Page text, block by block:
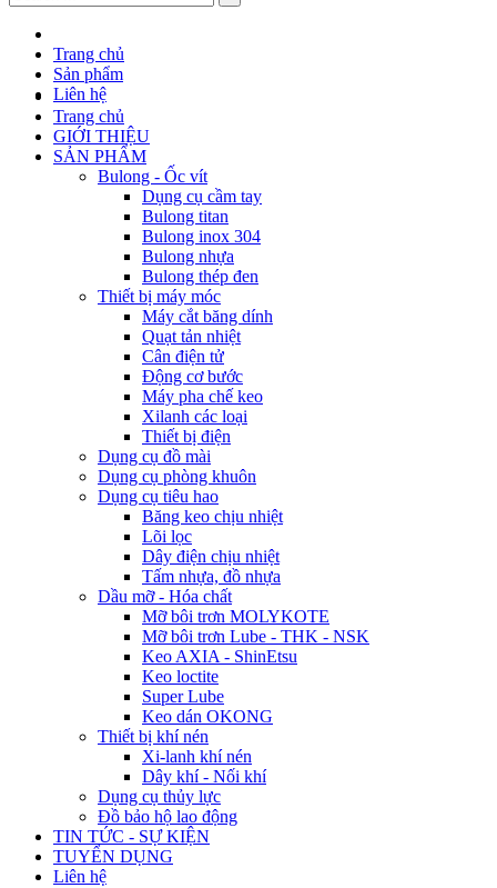
Trang chủ
Sản phẩm
Liên hệ
Trang chủ
GIỚI THIỆU
SẢN PHẨM
Bulong - Ốc vít
Dụng cụ cầm tay
Bulong titan
Bulong inox 304
Bulong nhựa
Bulong thép đen
Thiết bị máy móc
Máy cắt băng dính
Quạt tản nhiệt
Cân điện tử
Động cơ bước
Máy pha chế keo
Xilanh các loại
Thiết bị điện
Dụng cụ đồ mài
Dụng cụ phòng khuôn
Dụng cụ tiêu hao
Băng keo chịu nhiệt
Lõi lọc
Dây điện chịu nhiệt
Tấm nhựa, đồ nhựa
Dầu mỡ - Hóa chất
Mỡ bôi trơn MOLYKOTE
Mỡ bôi trơn Lube - THK - NSK
Keo AXIA - ShinEtsu
Keo loctite
Super Lube
Keo dán OKONG
Thiết bị khí nén
Xi-lanh khí nén
Dây khí - Nối khí
Dụng cụ thủy lực
Đồ bảo hộ lao động
TIN TỨC - SỰ KIỆN
TUYỂN DỤNG
Liên hệ